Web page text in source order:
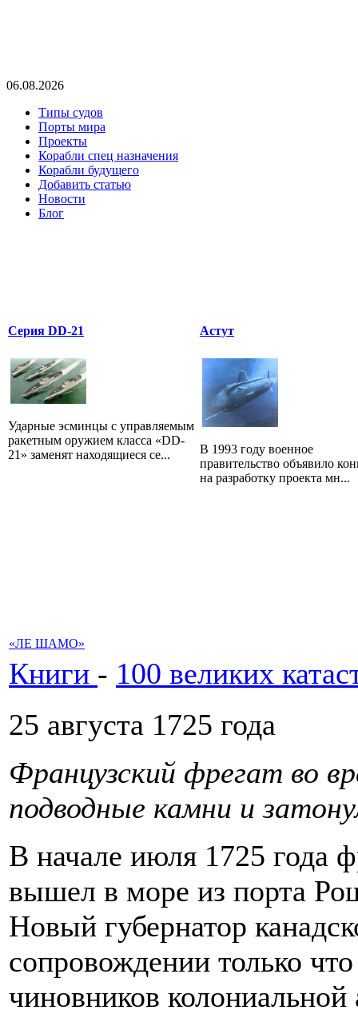
06.08.2026
Типы судов
Порты мира
Проекты
Корабли спец назначения
Корабли будущего
Добавить статью
Новости
Блог
Серия DD-21
Ударные эсминцы с управляемым
ракетным оружием класса «DD-
21» заменят находящиеся се...
Астут
В 1993 году военное
правительство объявило
на разработку проекта мн...
«ЛЕ ШАМО»
Книги - 100 великих
25 августа 1725 года
Французский фрегат во
подводные камни и
В начале июля 1725 года
вышел в море из порта
Новый губернатор
сопровождении только
чиновников